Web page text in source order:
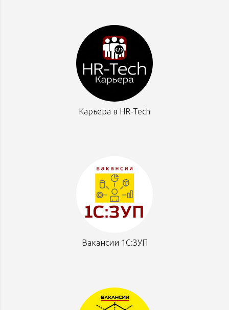
Карьера в HR-Tech
Вакансии 1С:ЗУП